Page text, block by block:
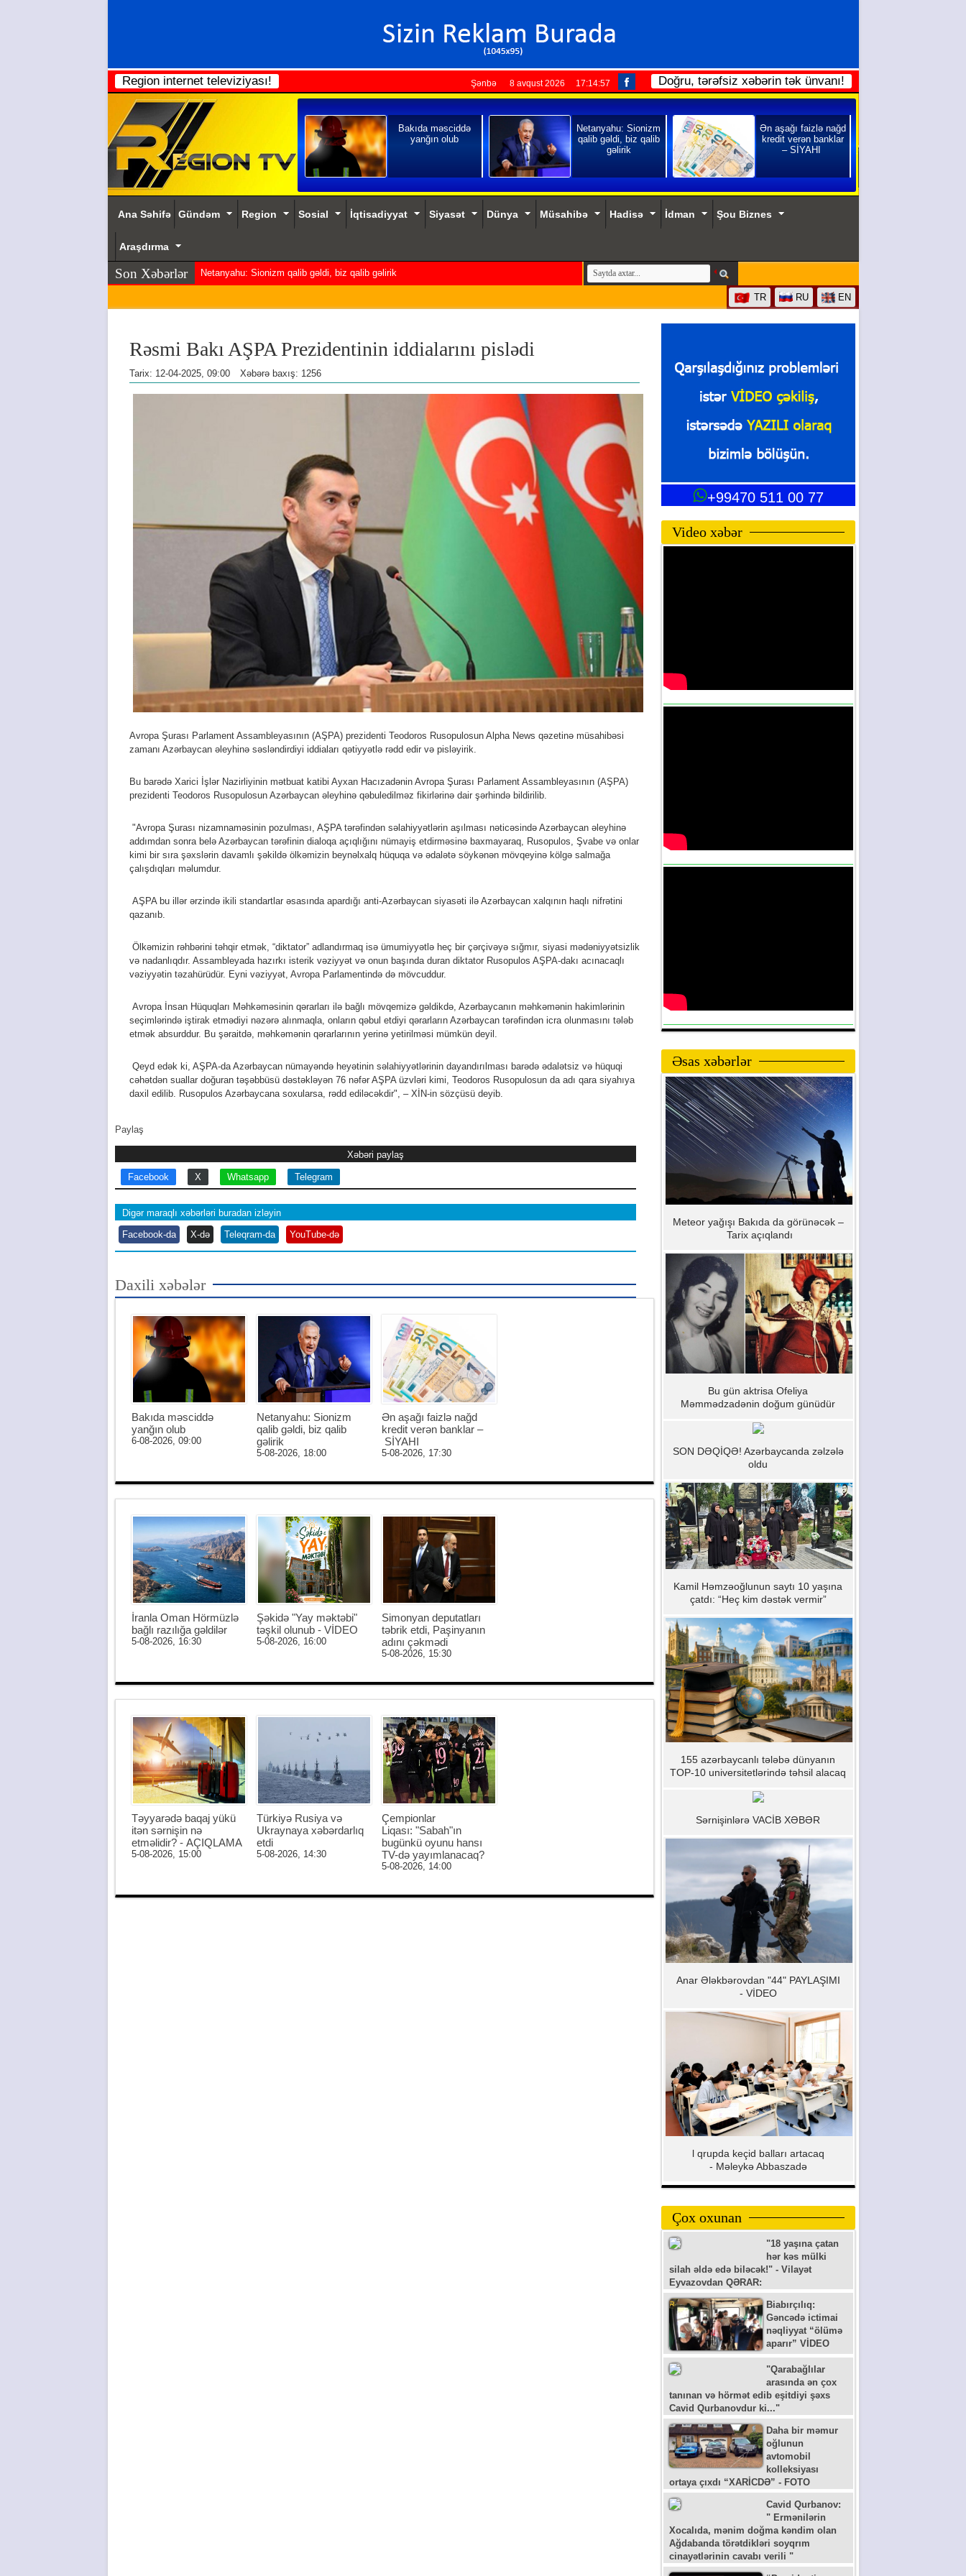
Region internet televiziyası! Şənbə 8 avqust 2026 17:14:58 Doğru, tərəfsiz xəbərin tək ünvanı!
Bakıda məsciddə
yanğın olub
Netanyahu: Sionizm
qalib gəldi, biz qalib
gəlirik
Ən aşağı faizlə nağd
kredit verən banklar
– SİYAHI
Ana Səhifə Gündəm Region Sosial İqtisadiyyat Siyasət Dünya Müsahibə Hadisə İdman Şou Biznes
Araşdırma
Son Xəbərlər Netanyahu: Sionizm qalib gəldi, biz qalib gəlirik
TR RU EN
Rəsmi Bakı AŞPA Prezidentinin iddialarını pislədi
Tarix: 12-04-2025, 09:00 Xəbərə baxış: 1256
Avropa Şurası Parlament Assambleyasının (AŞPA) prezidenti Teodoros Rusopulosun Alpha News qəzetinə müsahibəsi
zamanı Azərbaycan əleyhinə səsləndirdiyi iddiaları qətiyyətlə rədd edir və pisləyirik.
Bu barədə Xarici İşlər Nazirliyinin mətbuat katibi Ayxan Hacızadənin Avropa Şurası Parlament Assambleyasının (AŞPA)
prezidenti Teodoros Rusopulosun Azərbaycan əleyhinə qəbuledilməz fikirlərinə dair şərhində bildirilib.
"Avropa Şurası nizamnaməsinin pozulması, AŞPA tərəfindən səlahiyyətlərin aşılması nəticəsində Azərbaycan əleyhinə
addımdan sonra belə Azərbaycan tərəfinin dialoqa açıqlığını nümayiş etdirməsinə baxmayaraq, Rusopulos, Şvabe və onlar
kimi bir sıra şəxslərin davamlı şəkildə ölkəmizin beynəlxalq hüquqa və ədalətə söykənən mövqeyinə kölgə salmağa
çalışdıqları məlumdur.
AŞPA bu illər ərzində ikili standartlar əsasında apardığı anti-Azərbaycan siyasəti ilə Azərbaycan xalqının haqlı nifrətini
qazanıb.
Ölkəmizin rəhbərini təhqir etmək, “diktator” adlandırmaq isə ümumiyyətlə heç bir çərçivəyə sığmır, siyasi mədəniyyətsizlik
və nadanlıqdır. Assambleyada hazırkı isterik vəziyyət və onun başında duran diktator Rusopulos AŞPA-dakı acınacaqlı
vəziyyətin təzahürüdür. Eyni vəziyyət, Avropa Parlamentində də mövcuddur.
Avropa İnsan Hüquqları Məhkəməsinin qərarları ilə bağlı mövqemizə gəldikdə, Azərbaycanın məhkəmənin hakimlərinin
seçimlərində iştirak etmədiyi nəzərə alınmaqla, onların qəbul etdiyi qərarların Azərbaycan tərəfindən icra olunmasını tələb
etmək absurddur. Bu şəraitdə, məhkəmənin qərarlarının yerinə yetirilməsi mümkün deyil.
Qeyd edək ki, AŞPA-da Azərbaycan nümayəndə heyətinin səlahiyyətlərinin dayandırılması barədə ədalətsiz və hüquqi
cəhətdən suallar doğuran təşəbbüsü dəstəkləyən 76 nəfər AŞPA üzvləri kimi, Teodoros Rusopulosun da adı qara siyahıya
daxil edilib. Rusopulos Azərbaycana soxularsa, rədd ediləcəkdir", – XİN-in sözçüsü deyib.
Paylaş
Xəbəri paylaş
Facebook X Whatsapp Telegram
Digər maraqlı xəbərləri buradan izləyin
Facebook-da
X-də Teleqram-da YouTube-də
Daxili xəbələr
Bakıda məsciddə
yanğın olub
6-08-2026, 09:00
Netanyahu: Sionizm
qalib gəldi, biz qalib
gəlirik
5-08-2026, 18:00
Ən aşağı faizlə nağd
kredit verən banklar –
SİYAHI
5-08-2026, 17:30
İranla Oman Hörmüzlə
bağlı razılığa gəldilər
5-08-2026, 16:30
Şəkidə "Yay məktəbi"
təşkil olunub - VİDEO
5-08-2026, 16:00
Simonyan deputatları
təbrik etdi, Paşinyanın
adını çəkmədi
5-08-2026, 15:30
Təyyarədə baqaj yükü
itən sərnişin nə
etməlidir? - AÇIQLAMA
5-08-2026, 15:00
Türkiyə Rusiya və
Ukraynaya xəbərdarlıq
etdi
5-08-2026, 14:30
Çempionlar
Liqası: "Sabah"ın
bugünkü oyunu hansı
TV-də yayımlanacaq?
5-08-2026, 14:00
+99470 511 00 77
Video xəbər
Əsas xəbərlər
Meteor yağışı Bakıda da görünəcək –
Tarix açıqlandı
Bu gün aktrisa Ofeliya
Məmmədzadənin doğum günüdür
SON DƏQİQƏ! Azərbaycanda zəlzələ
oldu
Kamil Həmzəoğlunun saytı 10 yaşına
çatdı: “Heç kim dəstək vermir”
155 azərbaycanlı tələbə dünyanın
TOP-10 universitetlərində təhsil alacaq
Sərnişinlərə VACİB XƏBƏR
Anar Ələkbərovdan "44" PAYLAŞIMI
- VİDEO
l qrupda keçid balları artacaq
- Məleykə Abbaszadə
Çox oxunan
"18 yaşına çatan
hər kəs mülki
silah əldə edə biləcək!" - Vilayət
Eyvazovdan QƏRAR:
Biabırçılıq:
Gəncədə ictimai
nəqliyyat “ölümə
aparır” VİDEO
"Qarabağlılar
arasında ən çox
tanınan və hörmət edib eşitdiyi şəxs
Cavid Qurbanovdur ki..."
Daha bir məmur
oğlunun
avtomobil
kolleksiyası
ortaya çıxdı “XARİCDƏ” - FOTO
Cavid Qurbanov:
" Ermənilərin
Xocalıda, mənim doğma kəndim olan
Ağdabanda törətdikləri soyqrım
cinayətlərinin cavabı verili "